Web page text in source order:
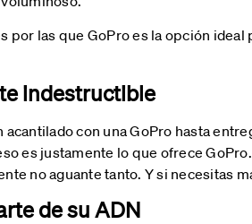
por las que GoPro es la opción
indestructible
acantilado con una GoPro hasta
es justamente lo que ofrece
no aguante tanto. Y si necesitas
de su ADN